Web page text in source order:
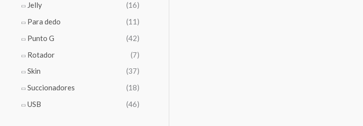
Jelly
(16)
Para dedo
(11)
Punto G
(42)
Rotador
(7)
Skin
(37)
Succionadores
(18)
USB
(46)